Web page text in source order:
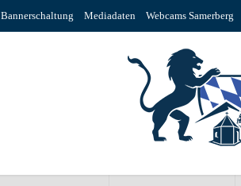
Bannerschaltung Mediadaten Webcams Samerberg